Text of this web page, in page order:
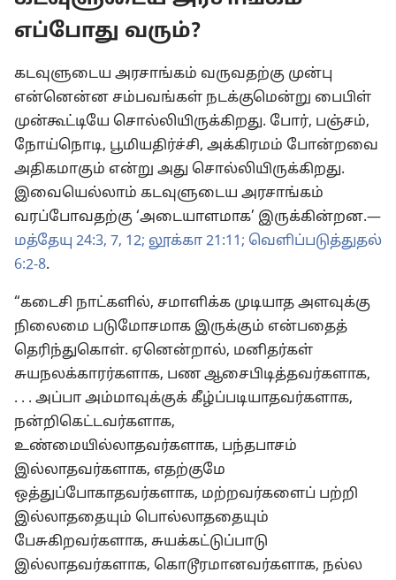
எப்போது வரும்?
கடவுளுடைய அரசாங்கம் வருவதற்கு முன்பு
என்னென்ன சம்பவங்கள் நடக்குமென்று பைபிள்
முன்கூட்டியே சொல்லியிருக்கிறது. போர், பஞ்சம்,
நோய்நொடி, பூமியதிர்ச்சி, அக்கிரமம் போன்றவை
அதிகமாகும் என்று அது சொல்லியிருக்கிறது.
இவையெல்லாம் கடவுளுடைய அரசாங்கம்
வரப்போவதற்கு ‘அடையாளமாக’ இருக்கின்றன.—
மத்தேயு 24:3, 7, 12; லூக்கா 21:11; வெளிப்படுத்துதல்
6:2-8.
“கடைசி நாட்களில், சமாளிக்க முடியாத அளவுக்கு
நிலைமை படுமோசமாக இருக்கும் என்பதைத்
தெரிந்துகொள். ஏனென்றால், மனிதர்கள்
சுயநலக்காரர்களாக, பண ஆசைபிடித்தவர்களாக,
. . . அப்பா அம்மாவுக்குக் கீழ்ப்படியாதவர்களாக,
நன்றிகெட்டவர்களாக,
உண்மையில்லாதவர்களாக, பந்தபாசம்
இல்லாதவர்களாக, எதற்குமே
ஒத்துப்போகாதவர்களாக, மற்றவர்களைப் பற்றி
இல்லாததையும் பொல்லாததையும்
பேசுகிறவர்களாக, சுயக்கட்டுப்பாடு
இல்லாதவர்களாக, கொடூரமானவர்களாக, நல்ல